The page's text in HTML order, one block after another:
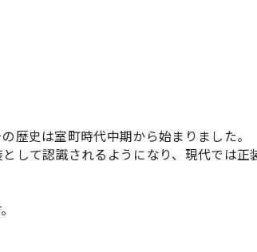
歴史は室町時代中期から始まりました。
して認識されるようになり、現代では正